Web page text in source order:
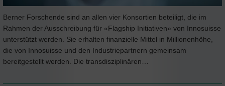
Berner Forschende sind an allen vier Konsortien beteiligt, die im
Rahmen der Ausschreibung für «Flagship Initiativen» von Innosuisse
unterstützt werden. Sie erhalten finanzielle Mittel in Millionenhöhe,
die von Innosuisse und den Industriepartnern gemeinsam
bereitgestellt werden. Die transdisziplinären…